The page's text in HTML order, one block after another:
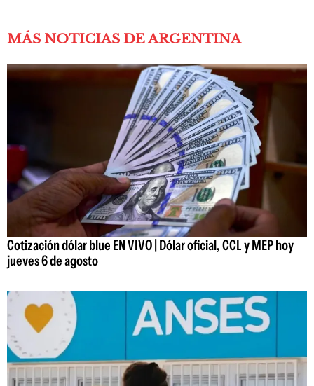
MÁS NOTICIAS DE ARGENTINA
Cotización dólar blue EN VIVO | Dólar oficial, CCL y MEP hoy
jueves 6 de agosto